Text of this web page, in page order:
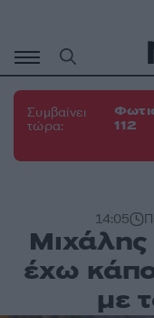
περιεχόμενο
Συμβαίνει
τώρα:
112
14:05
έχω
με